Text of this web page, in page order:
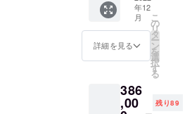
3（水素
ゴーグ
ル） ・
ゲスト
用アク
セサ
4（水素
マド
ラー）
F 限定
299名様
【セッ
ト内
容】 ・
水素器
ゲスト
用アク
セサ
年12
月
詳細を見る
こ
の
リ
タ
ー
ン
を
選
択
す
る
386
,00 残り89